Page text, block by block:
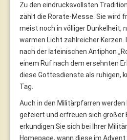
Zu den eindrucksvollsten
zählt die Rorate-Messe. Sie wird
meist noch in völliger Dunkelheit,
warmen Licht zahlreicher Kerzen.
nach der lateinischen Antiphon
einem Ruf nach dem ersehnten
diese Gottesdienste als ruhigen,
Tag.
Auch in den Militärpfarren
gefeiert und erfreuen sich großer
erkundigen Sie sich bei Ihrer
Homepage, wann diese im